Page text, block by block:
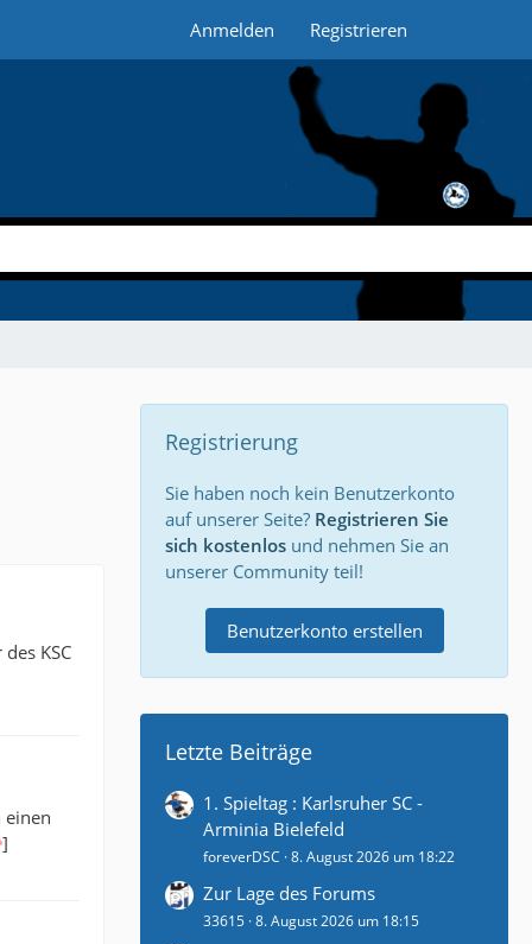
Anmelden Registrieren
KSC
einen
]
Registrierung
Sie haben noch kein Benutzerkonto
auf unserer Seite? Registrieren Sie
sich kostenlos und nehmen Sie an
unserer Community teil!
Benutzerkonto erstellen
Letzte Beiträge
1. Spieltag : Karlsruher SC -
Arminia Bielefeld
foreverDSC 8. August 2026 um 18:22
Zur Lage des Forums
33615 8. August 2026 um 18:15